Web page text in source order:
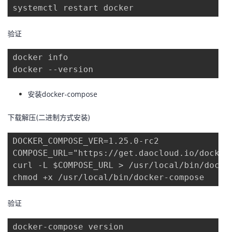
systemctl restart docker
验证
docker info
docker --version
安装docker-compose
下载解压(二进制方式安装)
DOCKER_COMPOSE_VER=1.25.0-rc2
COMPOSE_URL="https://get.daocloud.io/
curl -L $COMPOSE_URL > /usr/local/bin/
chmod +x /usr/local/bin/docker-compose
验证
docker-compose version